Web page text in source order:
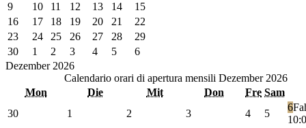
9
10 11 12 13 14
15
16
17 18 19 20 21
22
23
24 25 26 27 28
29
30
1 2 3 4 5
6
Dezember2026
Calendario orari di apertura mensili Dezember 2026
Mon
Die Mit Don Fre Sam
30
1 2 3 4 5
6